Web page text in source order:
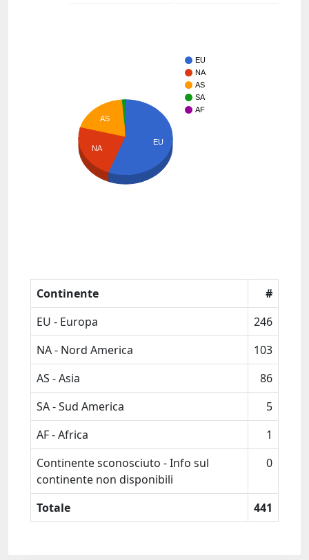
EU
NA
AS
SA
AF
AS
NA
EU
Continente
#
EU - Europa
246
NA - Nord America
103
AS - Asia
86
SA - Sud America
5
AF - Africa
1
Continente sconosciuto - Info sul
continente non disponibili
0
Totale 441